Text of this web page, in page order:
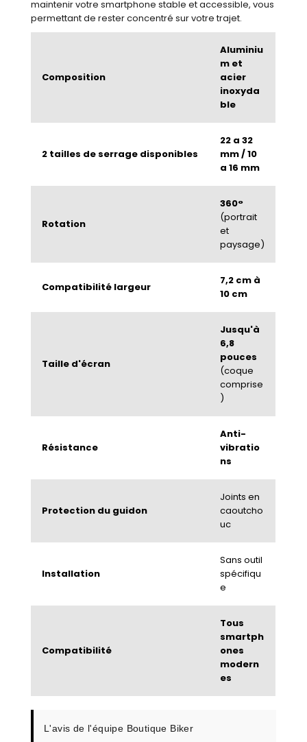
maintenir votre smartphone stable et accessible, vous
permettant de rester concentré sur votre trajet.
Composition
Aluminiu
m et
acier
inoxyda
ble
2 tailles de serrage disponibles
22 a 32
mm / 10
a 16 mm
Rotation
360°
(portrait
et
paysage)
Compatibilité largeur
7,2 cm à
10 cm
Taille d'écran
Jusqu'à
6,8
pouces
(coque
comprise
)
Résistance
Anti-
vibratio
ns
Protection du guidon
Joints en
caoutcho
uc
Installation
Sans outil
spécifiqu
e
Compatibilité
Tous
smartph
ones
modern
es
L'avis de l'équipe Boutique Biker